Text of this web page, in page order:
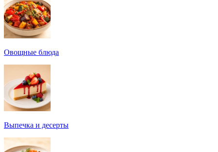
Овощные блюда
Выпечка и десерты